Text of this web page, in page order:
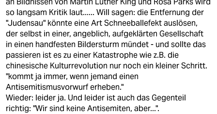
so langsam Kritik laut...... Will sagen: die Entfernung der
"Judensau" könnte eine Art Schneeballefekt auslösen,
der selbst in einer, angeblich, aufgeklärten Gesellschaft
in einen handfesten Bildersturm mündet - und sollte das
passieren ist es zu einer Katastrophe wie z.B. die
chinesische Kulturrevolution nur noch ein kleiner Schritt.
"kommt ja immer, wenn jemand einen
Antisemitismusvorwurf erheben."
Wieder: leider ja. Und leider ist auch das Gegenteil
richtig: "Wir sind keine Antisemiten, aber...".